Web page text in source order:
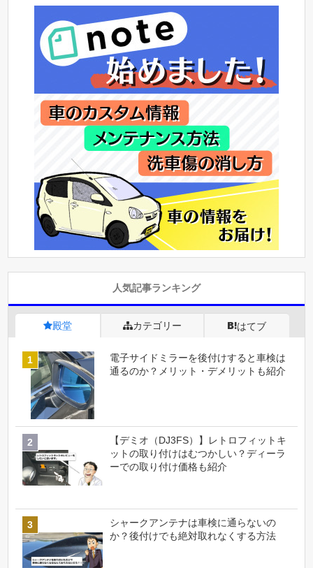
人気記事ランキング
殿堂 カテゴリー はてブ
電子サイドミラーを後付けすると車検は
通るのか？メリット・デメリットも紹介
【デミオ（DJ3FS）】レトロフィットキ
ットの取り付けはむつかしい？ディーラ
ーでの取り付け価格も紹介
シャークアンテナは車検に通らないの
か？後付けでも絶対取れなくする方法